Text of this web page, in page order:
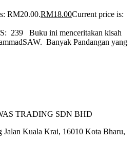
RM20.00.RM18.00Current price is:
239 Buku ini menceritakan kisah
Banyak Pandangan yang
TRADING SDN BHD
Jalan Kuala Krai, 16010 Kota Bharu,